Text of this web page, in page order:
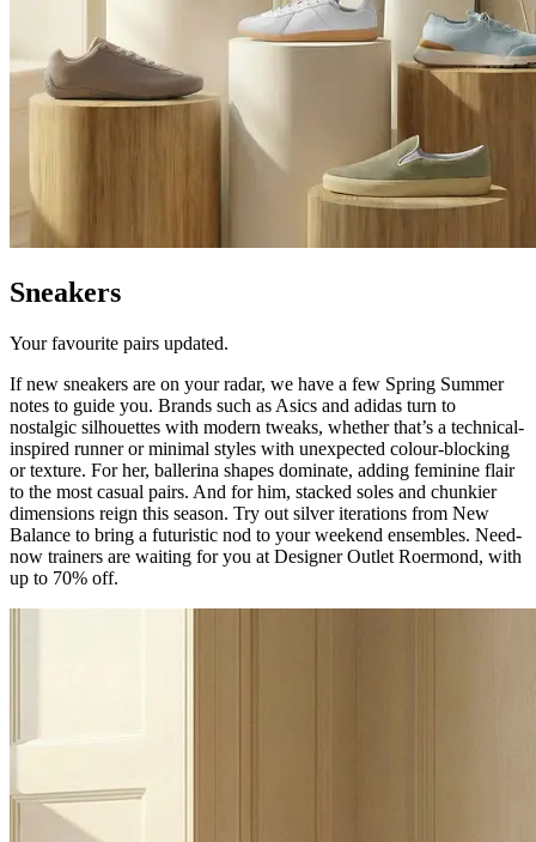
Sneakers
Your favourite pairs updated.
If new sneakers are on your radar, we have a few Spring Summer
notes to guide you. Brands such as Asics and adidas turn to
nostalgic silhouettes with modern tweaks, whether that’s a technical-
inspired runner or minimal styles with unexpected colour-blocking
or texture. For her, ballerina shapes dominate, adding feminine flair
to the most casual pairs. And for him, stacked soles and chunkier
dimensions reign this season. Try out silver iterations from New
Balance to bring a futuristic nod to your weekend ensembles. Need-
now trainers are waiting for you at Designer Outlet Roermond, with
up to 70% off.